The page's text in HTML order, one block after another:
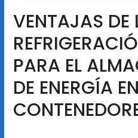
VENTAJAS DE
PARA EL
DE ENERGÍA EN